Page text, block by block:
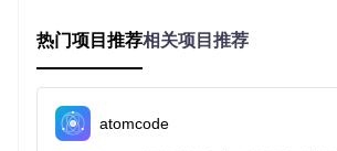
3. 项目的配置文件介绍
项目的配置文件主要存放在
了应用的各种配置，如数据库连接、端口设
热门项目推荐相关项目推荐
atomcode